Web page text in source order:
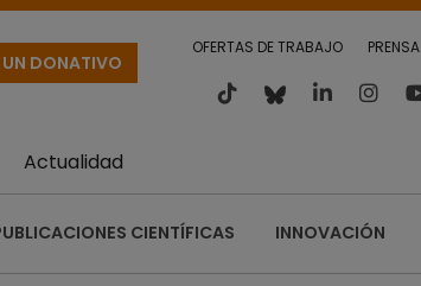
OFERTAS DE TRABAJO PRENSA
DONATIVO
CIENTÍFICAS INNOVACIÓN
Actualidad